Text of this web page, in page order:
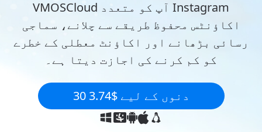
VMOSCloud آپ کو متعدد Instagram
اکاؤنٹس محفوظ طریقے سے چلانے، سماجی
رسائی بڑھانے اور اکاؤنٹ معطلی کے خطرے
کو کم کرنے کی اجازت دیتا ہے۔
30 دنوں کے لیے $3.74